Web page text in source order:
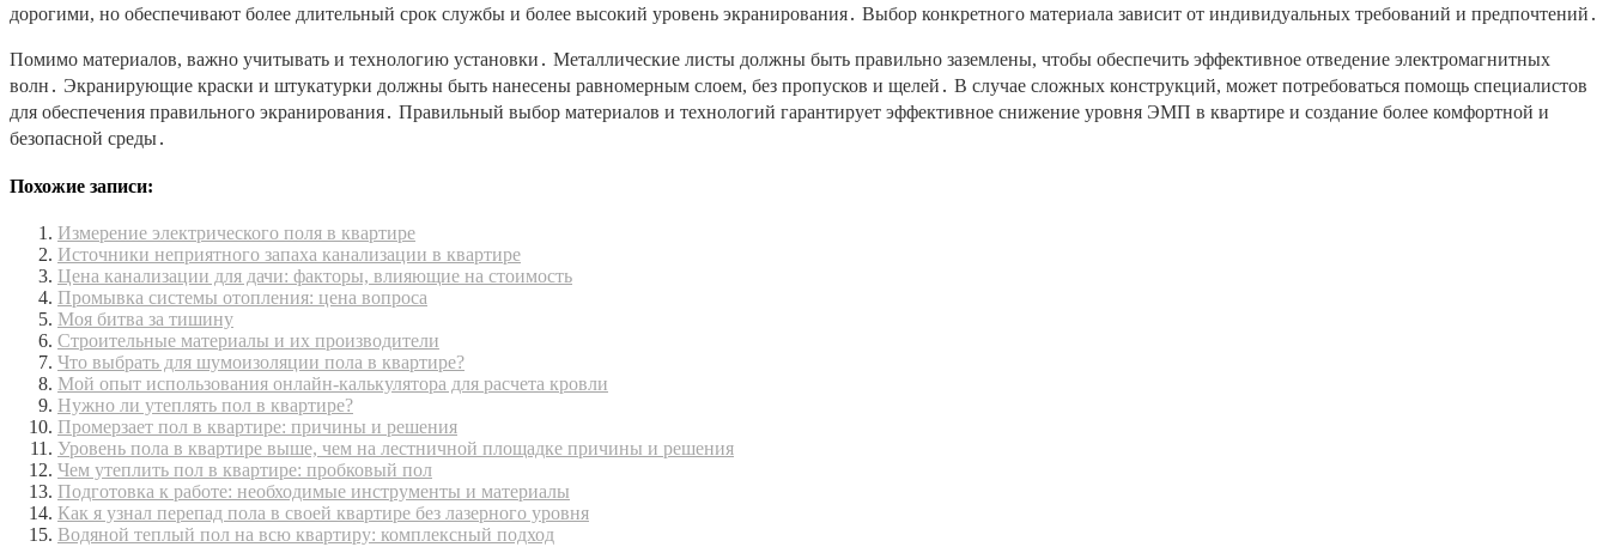
дорогими, но обеспечивают более длительный срок службы и более высокий уровень экранирования․ Выбор конкретного материала зависит от индивидуальных требований и предпочтений․
Помимо материалов, важно учитывать и технологию установки․ Металлические листы должны быть правильно заземлены, чтобы обеспечить эффективное отведение электромагнитных
волн․ Экранирующие краски и штукатурки должны быть нанесены равномерным слоем, без пропусков и щелей․ В случае сложных конструкций, может потребоваться помощь специалистов
для обеспечения правильного экранирования․ Правильный выбор материалов и технологий гарантирует эффективное снижение уровня ЭМП в квартире и создание более комфортной и
безопасной среды․
Похожие записи:
Измерение электрического поля в квартире
Источники неприятного запаха канализации в квартире
Цена канализации для дачи: факторы, влияющие на стоимость
Промывка системы отопления: цена вопроса
Моя битва за тишину
Строительные материалы и их производители
Что выбрать для шумоизоляции пола в квартире?
Мой опыт использования онлайн-калькулятора для расчета кровли
Нужно ли утеплять пол в квартире?
Промерзает пол в квартире: причины и решения
Уровень пола в квартире выше, чем на лестничной площадке причины и решения
Чем утеплить пол в квартире: пробковый пол
Подготовка к работе: необходимые инструменты и материалы
Как я узнал перепад пола в своей квартире без лазерного уровня
Водяной теплый пол на всю квартиру: комплексный подход